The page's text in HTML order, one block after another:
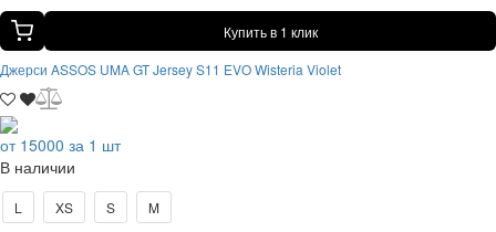
Купить в 1 клик
Джерси ASSOS UMA GT Jersey S11 EVO Wisteria Violet
от 15000 за 1 шт
В наличии
L XS S M